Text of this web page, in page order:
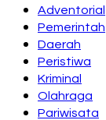
Adventorial
Pemerintah
Daerah
Peristiwa
Kriminal
Olahraga
Pariwisata